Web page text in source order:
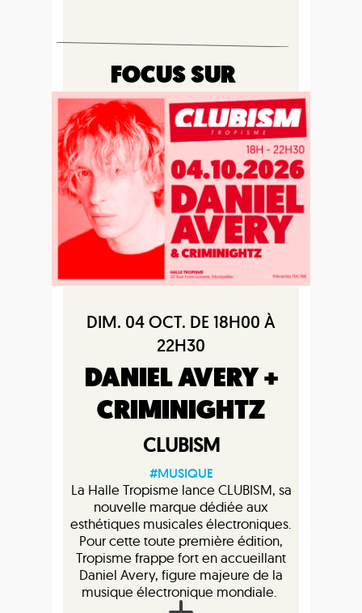
FOCUS SUR
DIM. 04 OCT. DE 18H00 À
22H30
DANIEL AVERY +
CRIMINIGHTZ
CLUBISM
#MUSIQUE
La Halle Tropisme lance CLUBISM, sa
nouvelle marque dédiée aux
esthétiques musicales électroniques.
Pour cette toute première édition,
Tropisme frappe fort en accueillant
Daniel Avery, figure majeure de la
musique électronique mondiale.